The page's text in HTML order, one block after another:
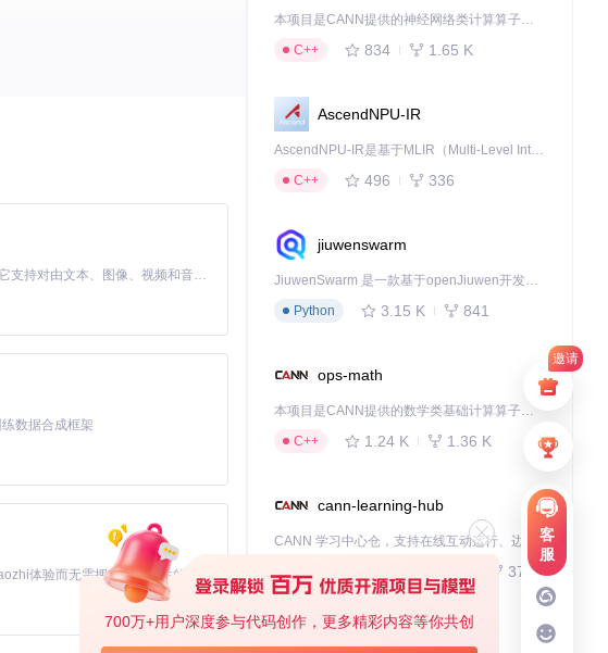
邀请
客
服
700万+用户深度参与代码创作，更多精彩内容等你共创
感，又符合现代印刷规范，提
总字符数超过2万，满足多语
MiniMax H3 是一个通用的全模态生成系统。它支持对由文本、图像、视频和音频组成的多模态上下文进行统一理解，并能生成分辨率高达 2K、时长可达 15 秒的带原生立体声音频的视频。得益于面向任务泛化的系统设计，H3 在预训练阶段就已具备广泛的多模态上下文理解与生成能力，能够出色地执行复杂的多模态指令。
数据合成框架
基于Python的Xiaozhi AI，适用于想要完整Xiaozhi体验而无需拥有专用硬件的用户。
本项目是CANN提供的神经网络类计算算子库，实现网络在NPU上加速计算。
C++
834 1.65 K
AscendNPU-IR
AscendNPU-IR是基于MLIR（Multi-Level Intermediate Representation）构建的，面向昇腾亲和算子编译时使用的中间表示，提供昇腾完备表达能力，通过编译优化提升昇腾AI处理器计算效率，支持通过生态框架使能昇腾AI处理器与深度调优
C++
496 336
jiuwenswarm
JiuwenSwarm 是一款基于openJiuwen开发的智能AI Agent，它能够将大语言模型的强大能力，通过你日常使用的各类通讯应用，直接延伸至你的指尖。
Python
3.15 K 841
ops-math
本项目是CANN提供的数学类基础计算算子库，实现网络在NPU上加速计算。
C++
1.24 K 1.36 K
cann-learning-hub
Jupyter Notebook
379
kernel